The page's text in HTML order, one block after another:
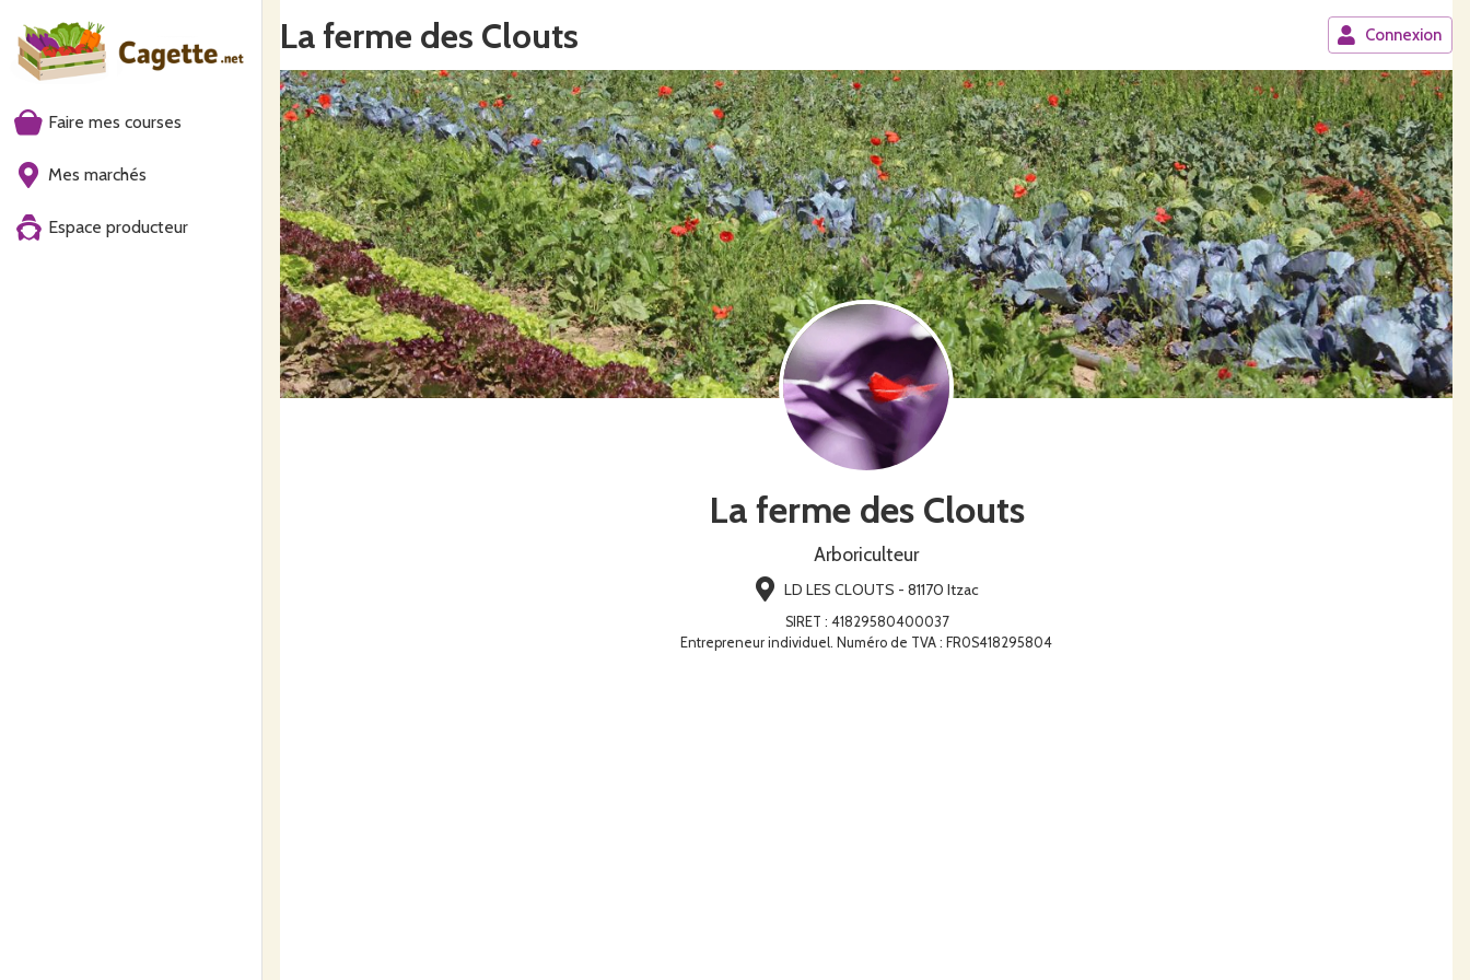
Faire mes courses
Mes marchés
Espace producteur
La ferme des Clouts Connexion
La ferme des Clouts
Arboriculteur
LD LES CLOUTS - 81170 Itzac
SIRET : 41829580400037
Entrepreneur individuel. Numéro de TVA : FR0S418295804